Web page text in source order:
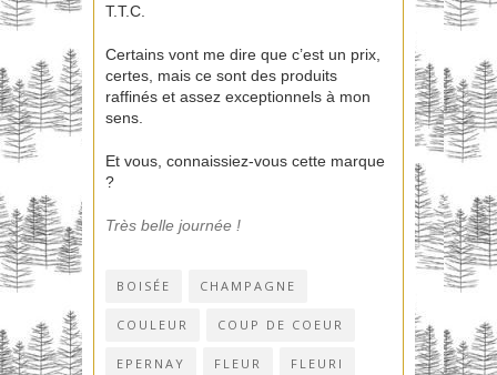
T.T.C.
Certains vont me dire que c’est un prix,
certes, mais ce sont des produits
raffinés et assez exceptionnels à mon
sens.
Et vous, connaissiez-vous cette marque
?
Très belle journée !
BOISÉE CHAMPAGNE
COULEUR COUP DE COEUR
EPERNAY FLEUR FLEURI